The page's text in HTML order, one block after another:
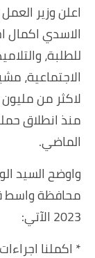
اعلن وزير
الاسدي اكمال
للطلبة،
الاجتماعية،
منذ انطلاق
الماضي.
واوضح السيد
2023 الآتي: